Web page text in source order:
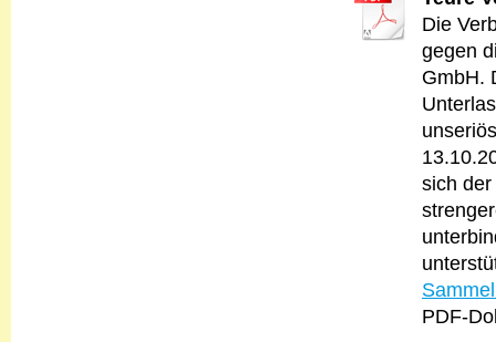
Die
gegen
GmbH.
sich
PDF-